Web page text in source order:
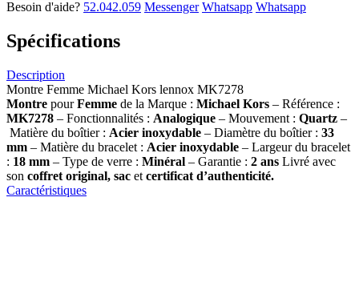
Besoin d'aide? 52.042.059 Messenger Whatsapp Whatsapp
Spécifications
Description
Montre Femme Michael Kors lennox MK7278
Montre pourFemme de la Marque : Michael Kors – Référence :
MK7278 – Fonctionnalités : Analogique – Mouvement : Quartz –
Matière du boîtier : Acier inoxydable – Diamètre du boîtier : 33
mm – Matière du bracelet : Acier inoxydable – Largeur du bracelet
: 18 mm – Type de verre : Minéral – Garantie : 2 ans Livré avec
son coffret original, sac et certificat d’authenticité.
Caractéristiques